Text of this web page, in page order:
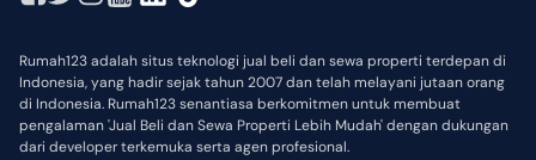
Rumah123 adalah situs teknologi jual beli dan sewa properti terdepan di
Indonesia, yang hadir sejak tahun 2007 dan telah melayani jutaan orang
di Indonesia. Rumah123 senantiasa berkomitmen untuk membuat
pengalaman 'Jual Beli dan Sewa Properti Lebih Mudah' dengan dukungan
dari developer terkemuka serta agen profesional.